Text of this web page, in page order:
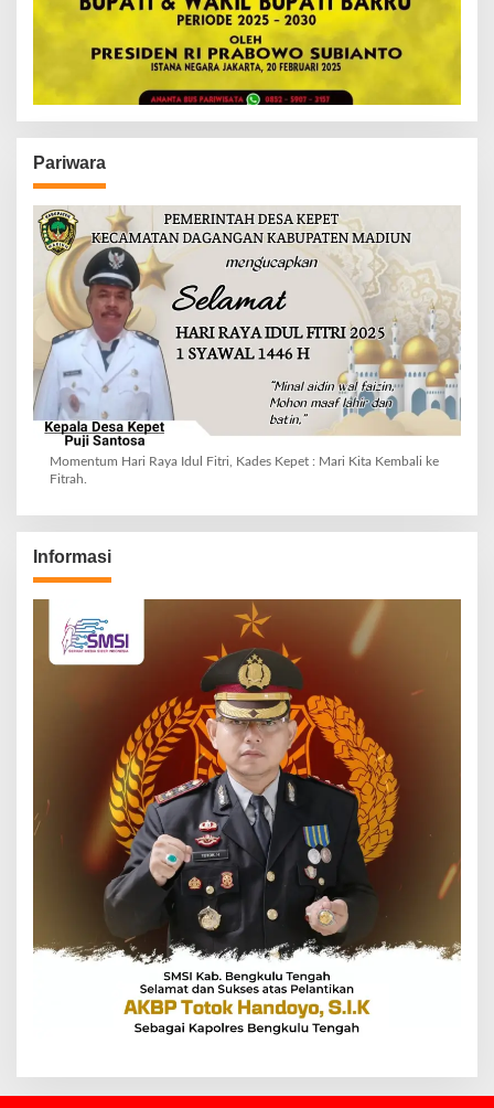
Pariwara
Momentum Hari Raya Idul Fitri, Kades Kepet : Mari Kita Kembali ke
Fitrah.
Informasi